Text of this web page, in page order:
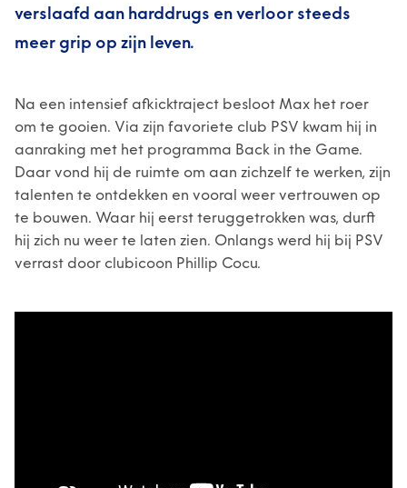
verslaafd aan harddrugs en verloor steeds
meer grip op zijn leven.
Na een intensief afkicktraject besloot Max het roer
om te gooien. Via zijn favoriete club PSV kwam hij in
aanraking met het programma Back in the Game.
Daar vond hij de ruimte om aan zichzelf te werken, zijn
talenten te ontdekken en vooral weer vertrouwen op
te bouwen. Waar hij eerst teruggetrokken was, durft
hij zich nu weer te laten zien. Onlangs werd hij bij PSV
verrast door clubicoon Phillip Cocu.